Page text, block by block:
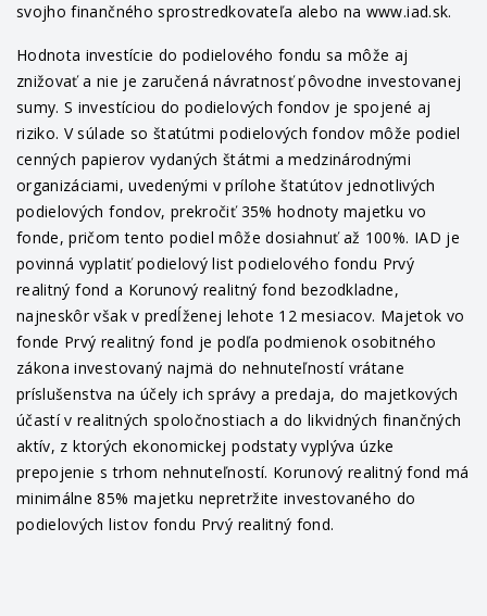
svojho finančného sprostredkovateľa alebo na www.iad.sk.
Hodnota investície do podielového fondu sa môže aj
znižovať a nie je zaručená návratnosť pôvodne investovanej
sumy. S investíciou do podielových fondov je spojené aj
riziko. V súlade so štatútmi podielových fondov môže podiel
cenných papierov vydaných štátmi a medzinárodnými
organizáciami, uvedenými v prílohe štatútov jednotlivých
podielových fondov, prekročiť 35% hodnoty majetku vo
fonde, pričom tento podiel môže dosiahnuť až 100%. IAD je
povinná vyplatiť podielový list podielového fondu Prvý
realitný fond a Korunový realitný fond bezodkladne,
najneskôr však v predĺženej lehote 12 mesiacov. Majetok vo
fonde Prvý realitný fond je podľa podmienok osobitného
zákona investovaný najmä do nehnuteľností vrátane
príslušenstva na účely ich správy a predaja, do majetkových
účastí v realitných spoločnostiach a do likvidných finančných
aktív, z ktorých ekonomickej podstaty vyplýva úzke
prepojenie s trhom nehnuteľností. Korunový realitný fond má
minimálne 85% majetku nepretržite investovaného do
podielových listov fondu Prvý realitný fond.